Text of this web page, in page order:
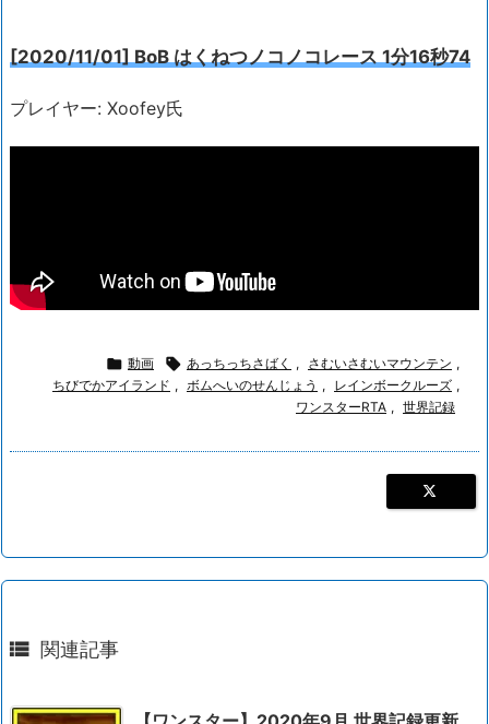
[2020/11/01] BoB はくねつノコノコレース 1分16秒74
プレイヤー: Xoofey氏
 動画  あっちっちさばく , さむいさむいマウンテン ,
ちびでかアイランド , ボムへいのせんじょう , レインボークルーズ ,
ワンスターRTA , 世界記録
 関連記事